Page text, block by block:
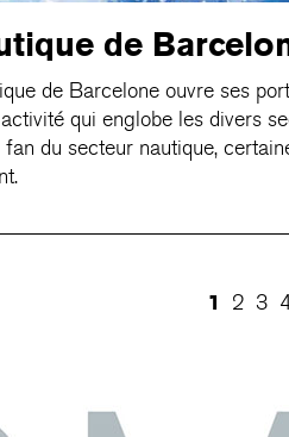
de
de Barcelone ouvre ses
qui englobe les divers
du secteur nautique,
1 2 3